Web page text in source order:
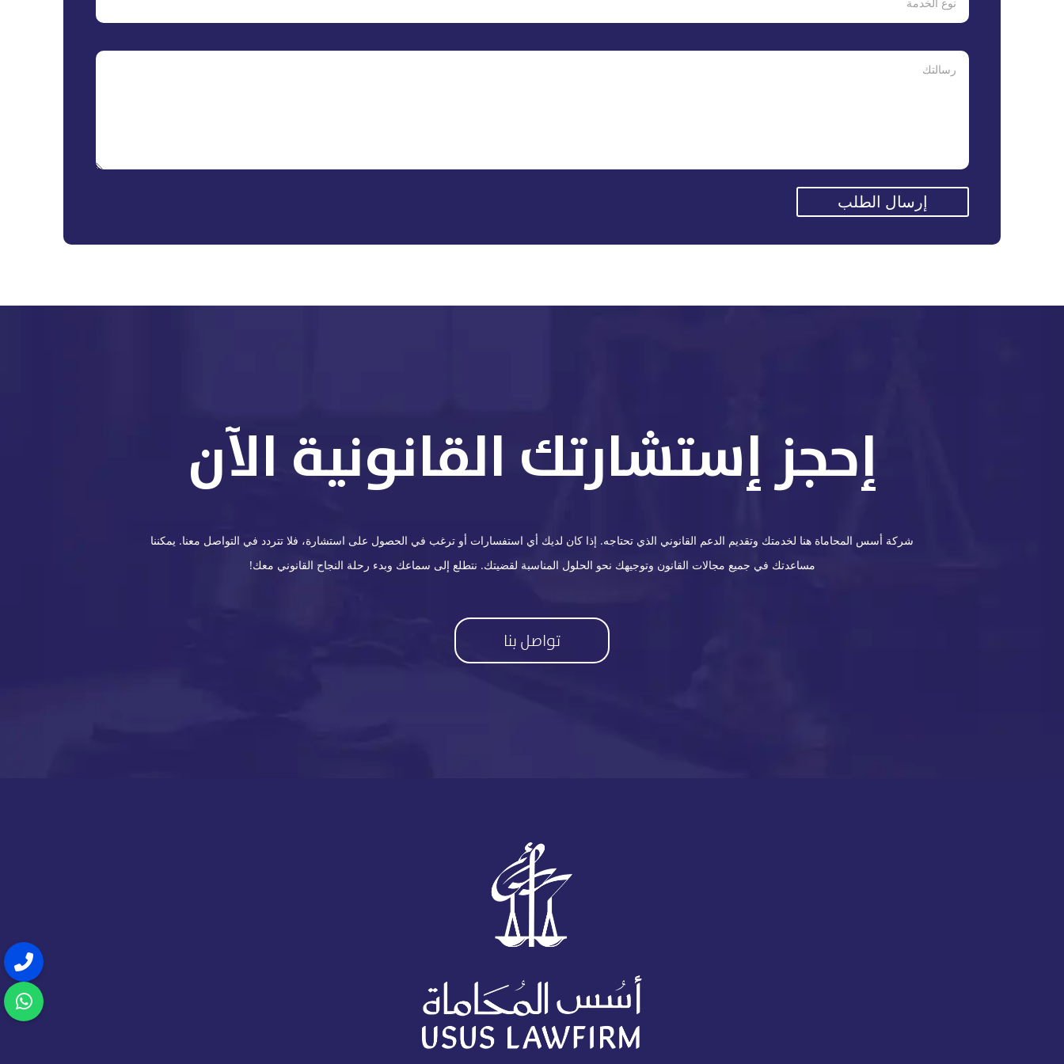
إرسال الطلب
إحجز إستشارتك القانونية الآن
شركة أسس المحاماة هنا لخدمتك وتقديم الدعم القانوني الذي تحتاجه. إذا كان لديك أي استفسارات أو ترغب في الحصول على استشارة، فلا تتردد في التواصل معنا. يمكننا
مساعدتك في جميع مجالات القانون وتوجيهك نحو الحلول المناسبة لقضيتك. نتطلع إلى سماعك وبدء رحلة النجاح القانوني معك!
تواصل بنا